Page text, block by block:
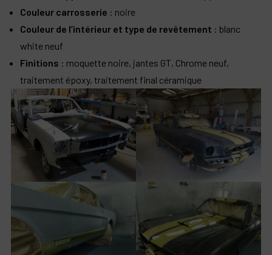
Couleur carrosserie : noire
Couleur de l’intérieur et type de revêtement : blanc
white neuf
Finitions : moquette noire, jantes GT, Chrome neuf,
traitement époxy, traitement final céramique